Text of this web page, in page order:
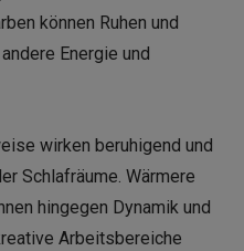
können Ruhen und
Energie und
wirken beruhigend und
Schlafräume. Wärmere
hingegen Dynamik und
Arbeitsbereiche